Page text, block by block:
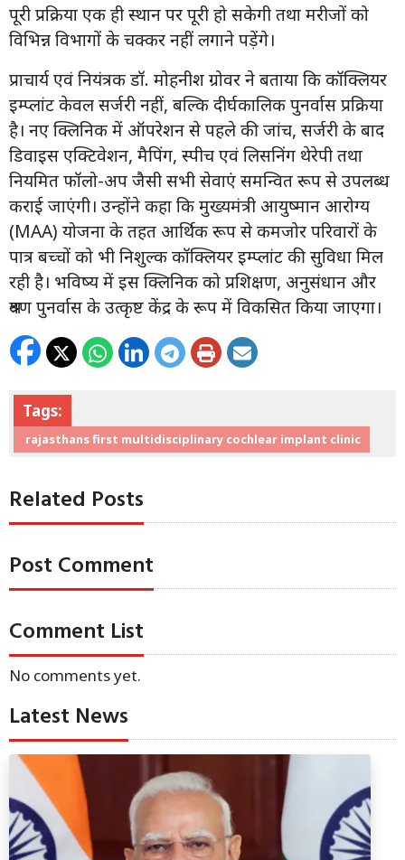
पूरी प्रक्रिया एक ही स्थान पर पूरी हो सकेगी तथा मरीजों को
विभिन्न विभागों के चक्कर नहीं लगाने पड़ेंगे।
प्राचार्य एवं नियंत्रक डॉ. मोहनीश ग्रोवर ने बताया कि कॉक्लियर
इम्प्लांट केवल सर्जरी नहीं, बल्कि दीर्घकालिक पुनर्वास प्रक्रिया
है। नए क्लिनिक में ऑपरेशन से पहले की जांच, सर्जरी के बाद
डिवाइस एक्टिवेशन, मैपिंग, स्पीच एवं लिसनिंग थेरेपी तथा
नियमित फॉलो-अप जैसी सभी सेवाएं समन्वित रूप से उपलब्ध
कराई जाएंगी। उन्होंने कहा कि मुख्यमंत्री आयुष्मान आरोग्य
(MAA) योजना के तहत आर्थिक रूप से कमजोर परिवारों के
पात्र बच्चों को भी निशुल्क कॉक्लियर इम्प्लांट की सुविधा मिल
रही है। भविष्य में इस क्लिनिक को प्रशिक्षण, अनुसंधान और
श्रवण पुनर्वास के उत्कृष्ट केंद्र के रूप में विकसित किया जाएगा।
Tags:
rajasthans first multidisciplinary cochlear implant clinic
Related Posts
Post Comment
Comment List
No comments yet.
Latest News